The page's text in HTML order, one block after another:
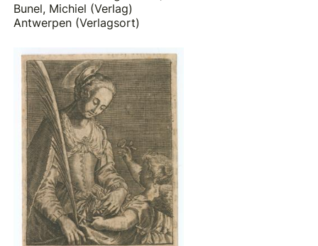
Bunel, Michiel (Verlag)
Antwerpen (Verlagsort)